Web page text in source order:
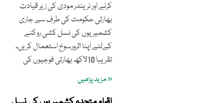
کرنے اور نریندر مودی کی زیر قیادت
بھارتی حکومت کی طرف سے جاری
کشمیریوں کی نسل کشی روکنے
کےلئے اپنا اثرورسوخ استعمال کریں۔
تقریبا 10لاکھ بھارتی فوجیوں کی
« مزید پڑھیں